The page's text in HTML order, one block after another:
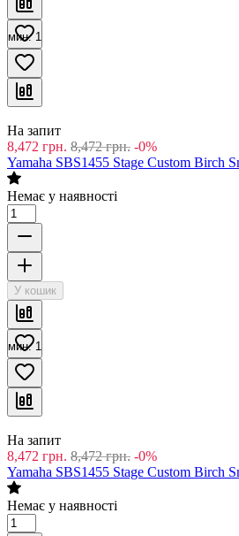
На запит
8,472 грн. 8,472 грн.
Yamaha SBS1455 Stage Custom Birch
У кошик
мин. 1
мин. 1